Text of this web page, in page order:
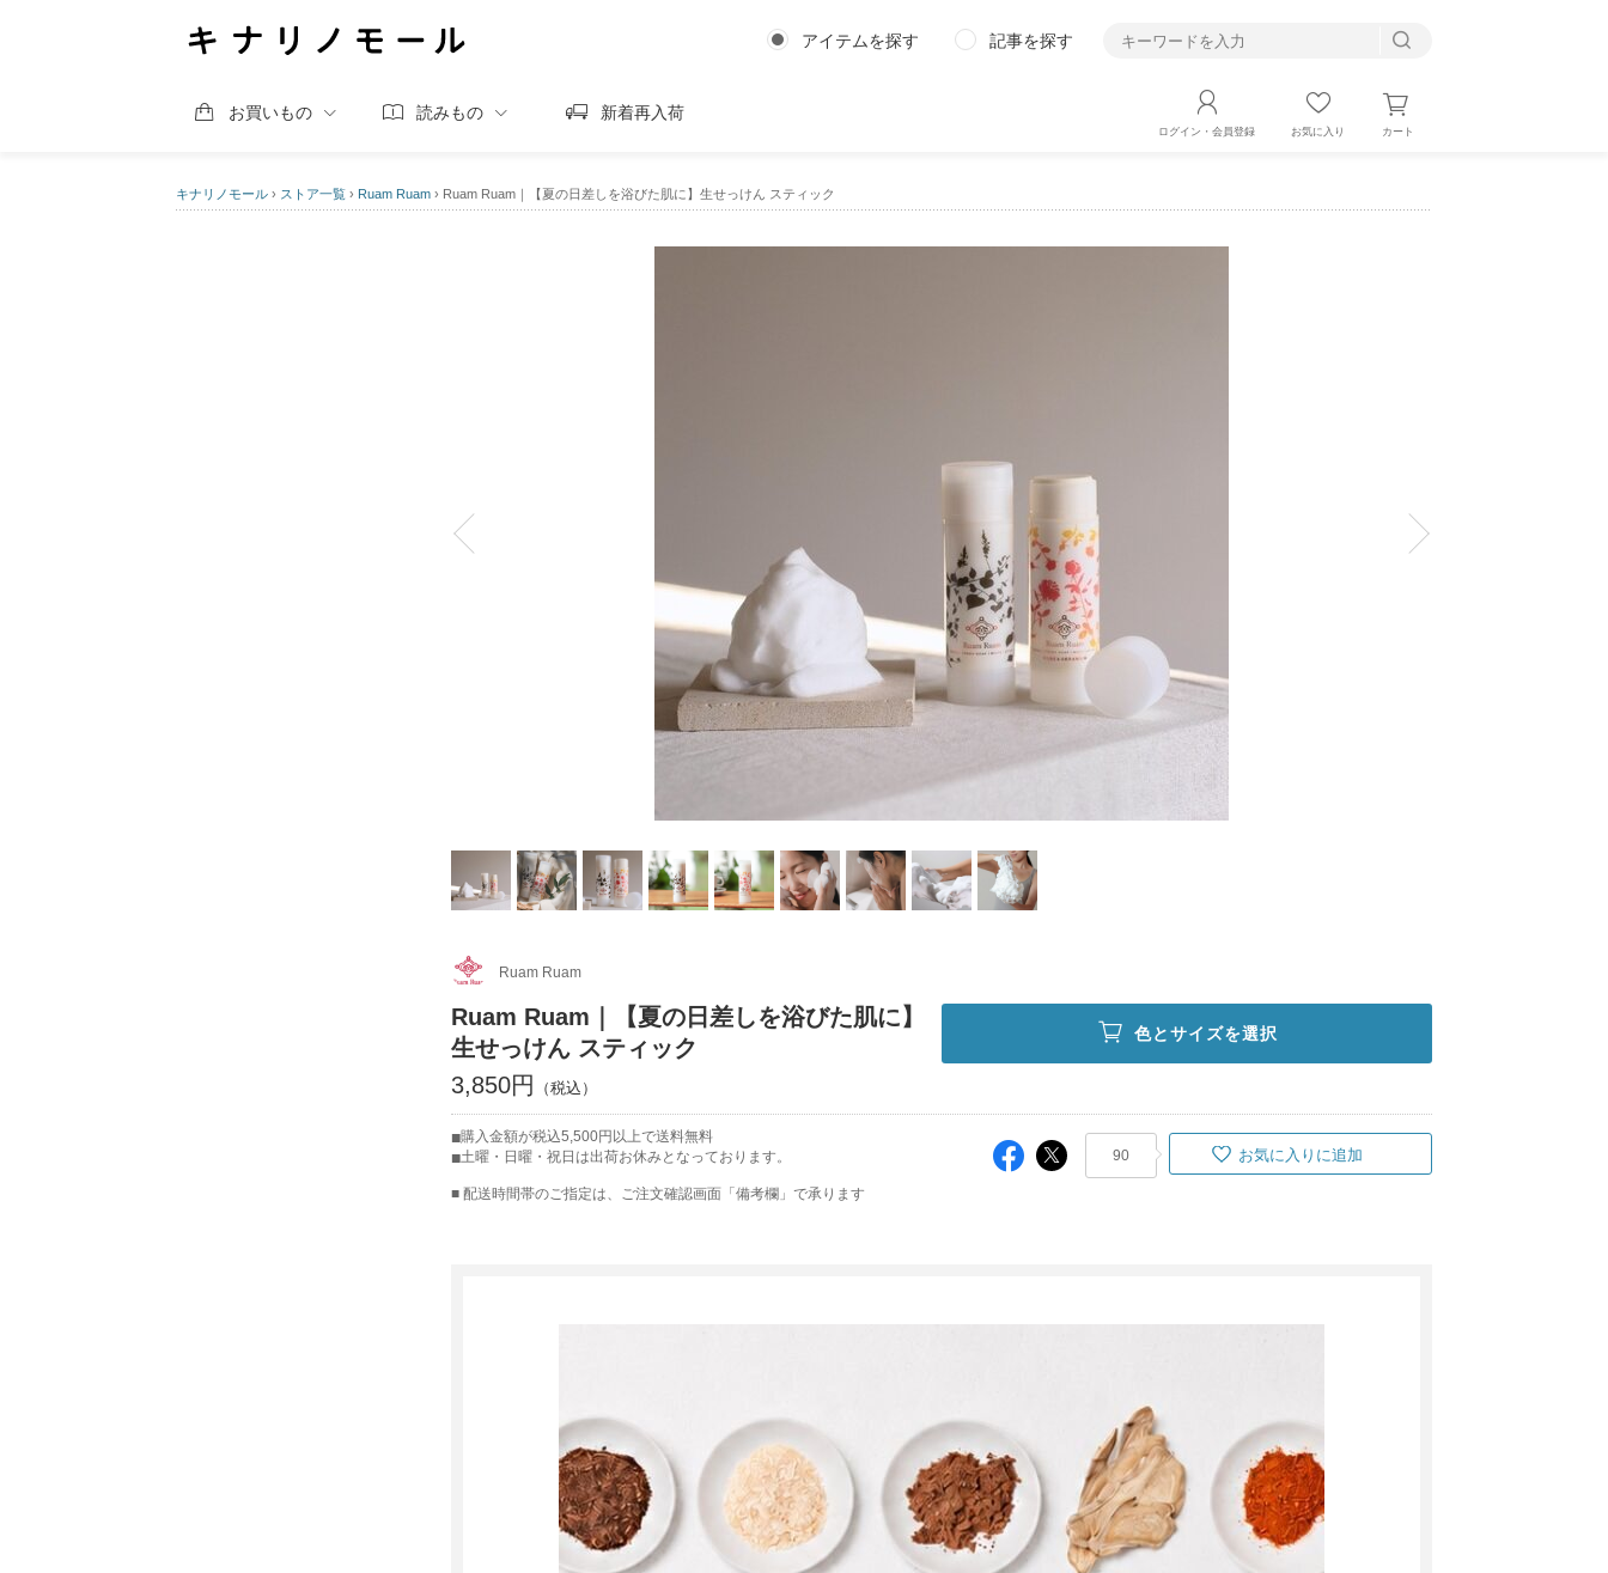
アイテムを探す 記事を探す
お買いもの 読みもの 新着再入荷
ログイン・会員登録 お気に入り カート
キナリノモール › ストア一覧 › Ruam Ruam › Ruam Ruam｜【夏の日差しを浴びた肌に】生せっけん スティック
Ruam Ruam
Ruam Ruam｜【夏の日差しを浴びた肌に】
生せっけん スティック
3,850円
色とサイズを選択
購入金額が税込5,500円以上で送料無料
土曜・日曜・祝日は出荷お休みとなっております。
■ 配送時間帯のご指定は、ご注文確認画面「備考欄」で承ります
90 お気に入りに追加